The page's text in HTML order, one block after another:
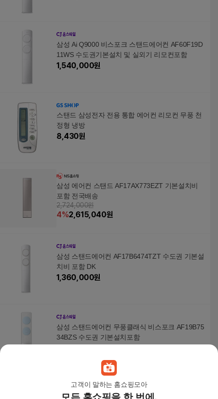
고객이 말하는 홈쇼핑모아
삼성 Ai Q9000 비스포크 스탠드에어컨 AF60F19D
11WS 수도권기본설치 및 실외기 리모컨포함
1,540,000원
스탠드 삼성전자 전용 통합 에어컨 리모컨 무풍 천
정형 냉방
8,430원
삼성 에어컨 스탠드 AF17AX773EZT 기본설치비
포함 전국배송
2,724,000원
4%2,615,040원
삼성 스탠드에어컨 AF17B6474TZT 수도권 기본설
치비 포함 DK
1,360,000원
삼성 스탠드에어컨 무풍클래식 비스포크 AF19B75
34BZS 수도권 기본설치포함